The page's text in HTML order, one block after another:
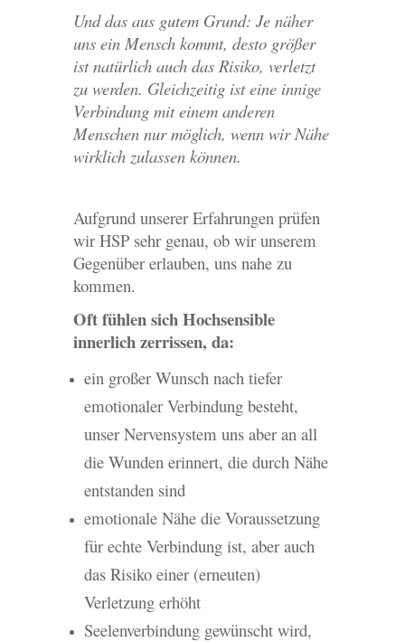
Und das aus gutem Grund: Je näher
uns ein Mensch kommt, desto größer
ist natürlich auch das Risiko, verletzt
zu werden. Gleichzeitig ist eine innige
Verbindung mit einem anderen
Menschen nur möglich, wenn wir Nähe
wirklich zulassen können.
Aufgrund unserer Erfahrungen prüfen
wir HSP sehr genau, ob wir unserem
Gegenüber erlauben, uns nahe zu
kommen.
Oft fühlen sich Hochsensible
innerlich zerrissen, da:
ein großer Wunsch nach tiefer
emotionaler Verbindung besteht,
unser Nervensystem uns aber an all
die Wunden erinnert, die durch Nähe
entstanden sind
emotionale Nähe die Voraussetzung
für echte Verbindung ist, aber auch
das Risiko einer (erneuten)
Verletzung erhöht
Seelenverbindung gewünscht wird,